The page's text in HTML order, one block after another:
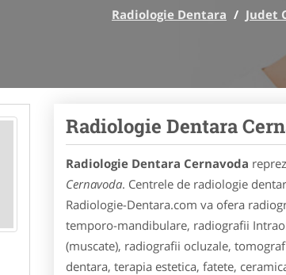
Radiologie Dentara / Judet
Radiologie Dentara
Radiologie Dentara Cernavoda
Cernavoda. Centrele de radiologie
Radiologie-Dentara.com va ofera
temporo-mandibulare, radiografii
(muscate), radiografii ocluzale,
dentara, terapia estetica, fatete,